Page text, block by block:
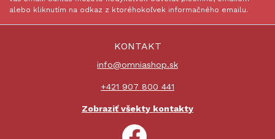
alebo kliknutím na odkaz z ktoréhokoľvek informačného emailu.
KONTAKT
info@omniashop.sk
+421 907 800 441
Zobraziť všekty kontakty